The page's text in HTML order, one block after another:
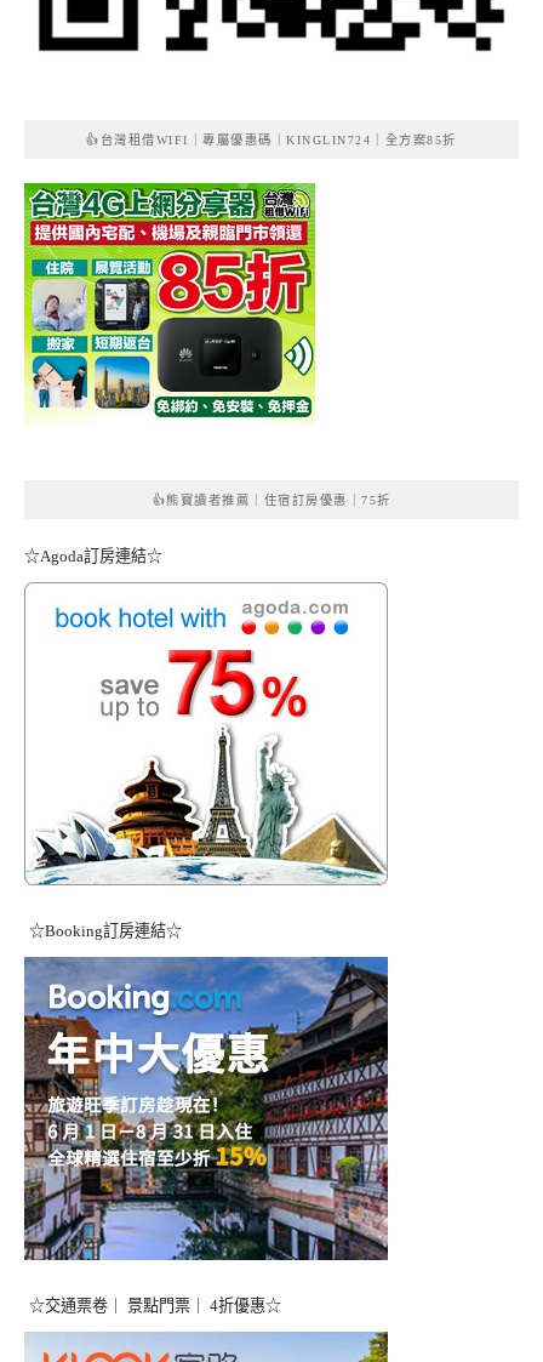
👍台灣租借WIFI｜專屬優惠碼｜KINGLIN724｜全方案85折
👍熊寶讀者推薦｜住宿訂房優惠｜75折
☆Agoda訂房連結☆
☆Booking訂房連結☆
☆交通票卷｜ 景點門票｜ 4折優惠☆